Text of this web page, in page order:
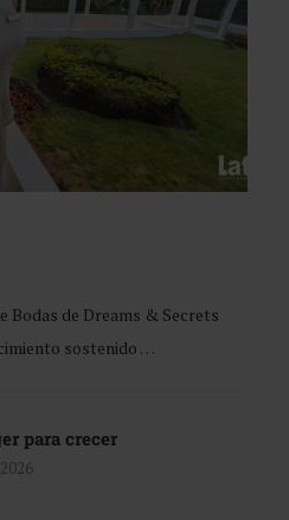
Bodas de Dreams & Secrets
sostenido …
para crecer